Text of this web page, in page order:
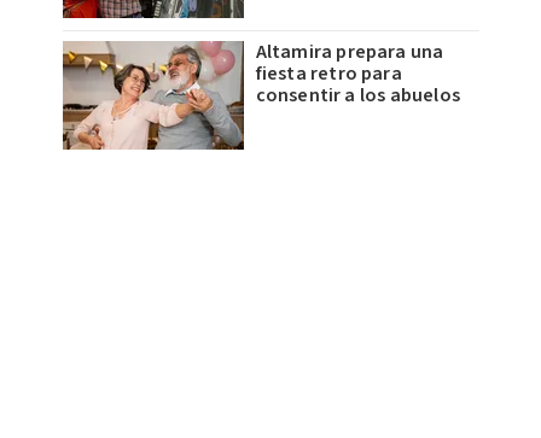
Altamira prepara una
fiesta retro para
consentir a los abuelos